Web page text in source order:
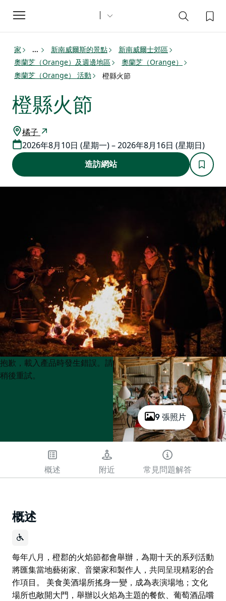
Toggle
navigation
家 ... 新南威爾斯的景點
新南威爾士郊區
奧蘭芝（Orange）及週邊地區
奧蘭芝（Orange）
奧蘭芝（Orange） 活動
橙縣火節
橙縣火節
橘子
2026年8月10日 (星期一) – 2026年8月16日 (星期日)
造訪網站
9 張照片
Product
List
Product
List
抱歉，載入產品時發生錯誤。請
稍後重試。
概述 附近 常見問題解答
概述
每年八月，橙郡的火焰節都會舉辦，為期十天的系列活動
將匯集當地藝術家、音樂家和製作人，共同呈現精彩的合
作項目。 美食美酒場所搖身一變，成為表演場地；文化
場所也敞開大門，舉辦以火焰為主題的餐飲、葡萄酒品嚐